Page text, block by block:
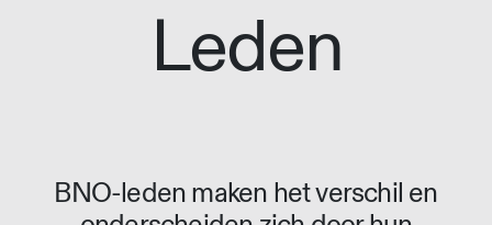
Leden
BNO-leden maken het verschil en